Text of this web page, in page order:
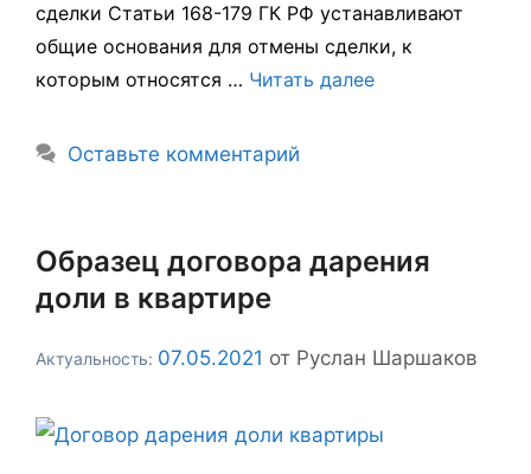
сделки Статьи 168-179 ГК РФ устанавливают
общие основания для отмены сделки, к
которым относятся … Читать далее
Оставьте комментарий
Образец договора дарения
доли в квартире
07.05.2021 от Руслан Шаршаков